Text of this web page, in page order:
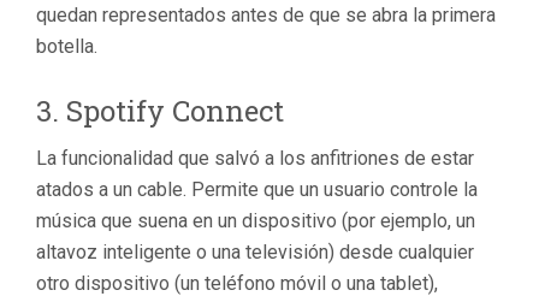
quedan representados antes de que se abra la primera
botella.
3. Spotify Connect
La funcionalidad que salvó a los anfitriones de estar
atados a un cable. Permite que un usuario controle la
música que suena en un dispositivo (por ejemplo, un
altavoz inteligente o una televisión) desde cualquier
otro dispositivo (un teléfono móvil o una tablet),